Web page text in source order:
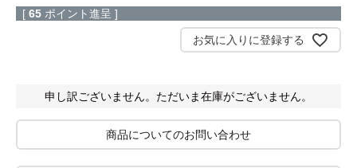
給湯器の交換はこちら
工事について
[ 65 ポイント進呈 ]
お気に入りに登録する
申し訳ございません。ただいま在庫がございません。
商品についてのお問い合わせ